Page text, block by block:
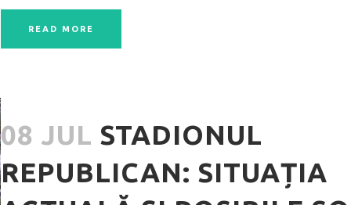
READ MORE
08 JUL STADIONUL
REPUBLICAN: SITUAȚIA